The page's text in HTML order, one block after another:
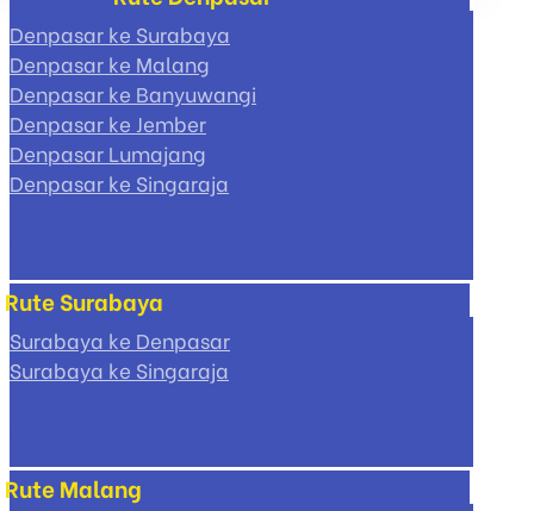
pagination
Denpasar ke Surabaya
Denpasar ke Malang
Denpasar ke Banyuwangi
Denpasar ke Jember
Denpasar Lumajang
Denpasar ke Singaraja
Rute Surabaya
Surabaya ke Denpasar
Surabaya ke Singaraja
Rute Malang